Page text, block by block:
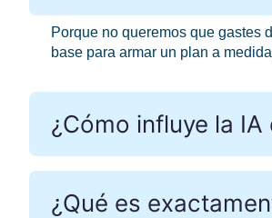
Porque no queremos que gastes
base para armar un plan a
¿Cómo influye la
¿Qué es